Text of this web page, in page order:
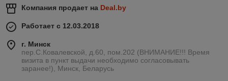
Компания продает на Deal.by
Работает с 12.03.2018
г. Минск
пер.С.Ковалевской, д.60, пом.202 (ВНИМАНИЕ!!! Время
визита в пункт выдачи необходимо согласовывать
заранее!), Минск, Беларусь